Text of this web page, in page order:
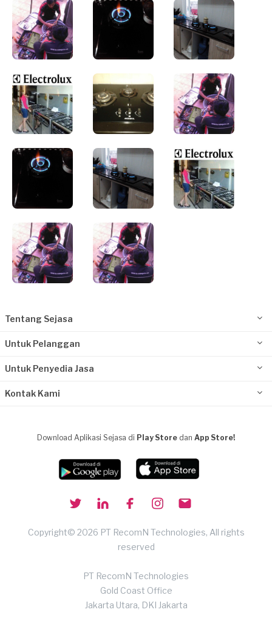
Tentang Sejasa
Untuk Pelanggan
Untuk Penyedia Jasa
Kontak Kami
Download Aplikasi Sejasa di Play Store dan App Store!
Copyright© 2026 PT RecomN Technologies, All rights
reserved
PT RecomN Technologies
Gold Coast Office
Jakarta Utara, DKI Jakarta